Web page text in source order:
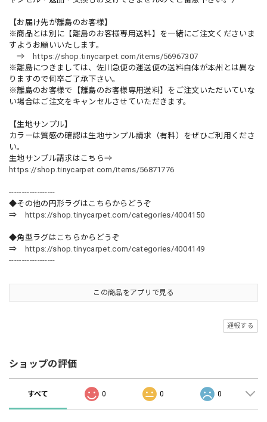
【お届け先が離島のお客様】
※商品とは別に【離島のお客様専用送料】を一緒にご注文くださいま
すようお願いいたします。
⇒ https://shop.tinycarpet.com/items/56967307
※離島につきましては、佐川急便の運送便の送料自体が本州とは異な
りますので何卒ご了承下さい。
※離島のお客様で【離島のお客様専用送料】をご注文いただいていな
い場合はご注文をキャンセルさせていただきます。
【生地サンプル】
カラーは質感の確認は生地サンプル請求（有料）をぜひご利用くださ
い。
生地サンプル請求はこちら⇒
https://shop.tinycarpet.com/items/56871776
------------------
◆その他の円形ラグはこちらからどうぞ
⇒ https://shop.tinycarpet.com/categories/4004150
◆角型ラグはこちらからどうぞ
⇒ https://shop.tinycarpet.com/categories/4004149
------------------
この商品をアプリで見る
通報する
ショップの評価
すべて 0 0 0